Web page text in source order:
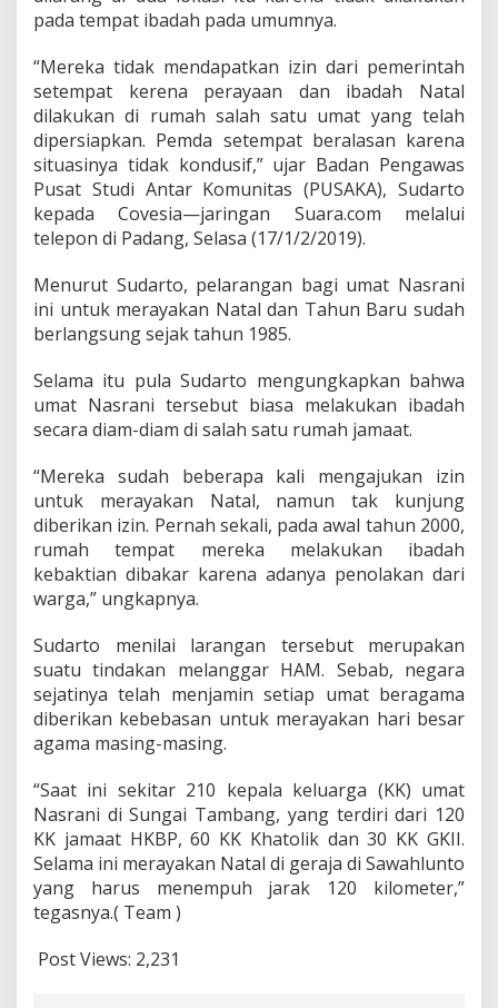
y
G
e
l
a
r
R
a
p
a
t
a
a
m
pada tempat ibadah pada umumnya.
“Mereka tidak mendapatkan izin dari pemerintah
setempat kerena perayaan dan ibadah Natal
dilakukan di rumah salah satu umat yang telah
dipersiapkan. Pemda setempat beralasan karena
situasinya tidak kondusif,” ujar Badan Pengawas
Pusat Studi Antar Komunitas (PUSAKA), Sudarto
kepada Covesia—jaringan Suara.com melalui
telepon di Padang, Selasa (17/1/2/2019).
Menurut Sudarto, pelarangan bagi umat Nasrani
ini untuk merayakan Natal dan Tahun Baru sudah
berlangsung sejak tahun 1985.
Selama itu pula Sudarto mengungkapkan bahwa
umat Nasrani tersebut biasa melakukan ibadah
secara diam-diam di salah satu rumah jamaat.
“Mereka sudah beberapa kali mengajukan izin
untuk merayakan Natal, namun tak kunjung
diberikan izin. Pernah sekali, pada awal tahun 2000,
rumah tempat mereka melakukan ibadah
kebaktian dibakar karena adanya penolakan dari
warga,” ungkapnya.
Sudarto menilai larangan tersebut merupakan
suatu tindakan melanggar HAM. Sebab, negara
sejatinya telah menjamin setiap umat beragama
diberikan kebebasan untuk merayakan hari besar
agama masing-masing.
“Saat ini sekitar 210 kepala keluarga (KK) umat
Nasrani di Sungai Tambang, yang terdiri dari 120
KK jamaat HKBP, 60 KK Khatolik dan 30 KK GKII.
Selama ini merayakan Natal di geraja di Sawahlunto
yang harus menempuh jarak 120 kilometer,”
tegasnya.( Team )
Post Views: 2,231